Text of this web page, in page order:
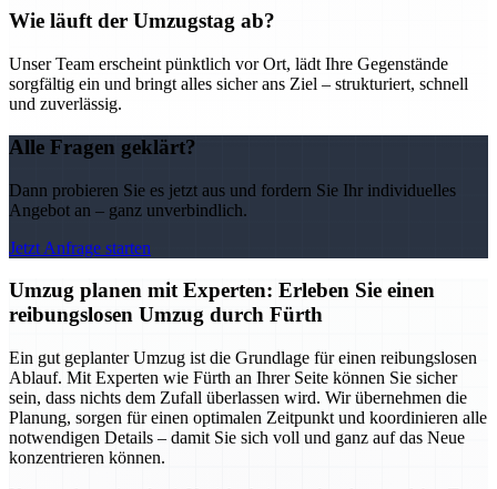
Wie läuft der Umzugstag ab?
Unser Team erscheint pünktlich vor Ort, lädt Ihre Gegenstände
sorgfältig ein und bringt alles sicher ans Ziel – strukturiert, schnell
und zuverlässig.
Alle Fragen geklärt?
Dann probieren Sie es jetzt aus und fordern Sie Ihr individuelles
Angebot an – ganz unverbindlich.
Jetzt Anfrage starten
Umzug planen mit Experten: Erleben Sie einen
reibungslosen Umzug durch Fürth
Ein gut geplanter Umzug ist die Grundlage für einen reibungslosen
Ablauf. Mit Experten wie Fürth an Ihrer Seite können Sie sicher
sein, dass nichts dem Zufall überlassen wird. Wir übernehmen die
Planung, sorgen für einen optimalen Zeitpunkt und koordinieren alle
notwendigen Details – damit Sie sich voll und ganz auf das Neue
konzentrieren können.